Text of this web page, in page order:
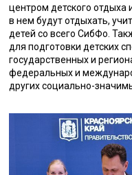
центром детского
в нем будут отдыхать,
детей со всего СибФо.
для подготовки детских
государственных и
федеральных и
других социально-